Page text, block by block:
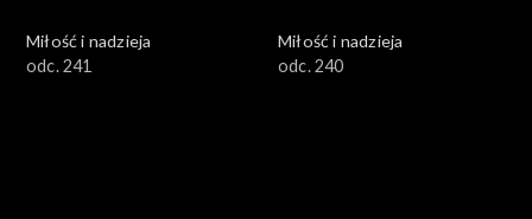
Miłość i nadzieja
odc. 241
Miłość i nadzieja
odc. 240